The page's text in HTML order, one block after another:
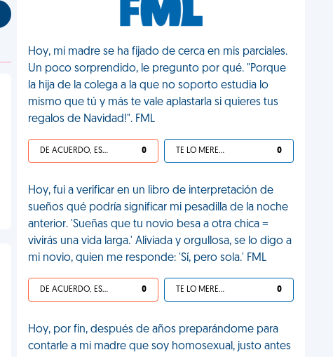
Hoy, mi madre se ha fijado de cerca en mis parciales.
Un poco sorprendido, le pregunto por qué. "Porque
la hija de la colega a la que no soporto estudia lo
mismo que tú y más te vale aplastarla si quieres tus
regalos de Navidad!". FML
DE ACUERDO, ES UNA VIDA HP 0 TE LO MERECES 0
Hoy, fui a verificar en un libro de interpretación de
sueños qué podría significar mi pesadilla de la noche
anterior. 'Sueñas que tu novio besa a otra chica =
vivirás una vida larga.' Aliviada y orgullosa, se lo digo a
mi novio, quien me responde: 'Sí, pero sola.' FML
DE ACUERDO, ES UNA VIDA HP 0 TE LO MERECES 0
Hoy, por fin, después de años preparándome para
contarle a mi madre que soy homosexual, justo antes